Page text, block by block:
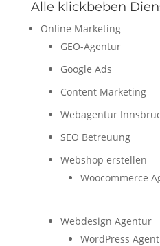
Alle klickbeben
Online Marketing
GEO-Agentur
Google Ads
Content Marketing
Webagentur
SEO Betreuung
Webshop erstellen
Woocommerce
Webdesign Agentur
WordPress